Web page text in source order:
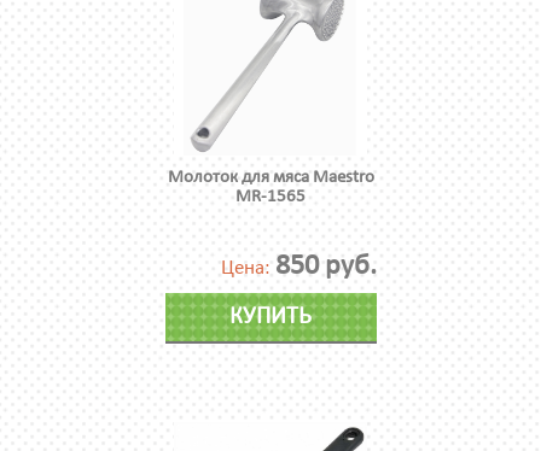
Молоток для мяса Maestro
MR-1565
Цена: 850 руб.
КУПИТЬ